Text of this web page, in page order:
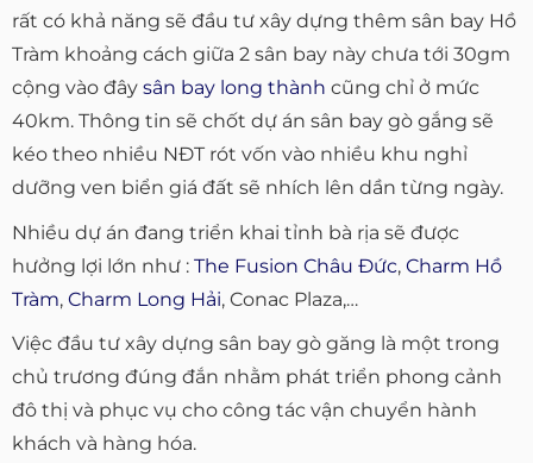
rất có khả năng sẽ đầu tư xây dựng thêm sân bay Hồ
Tràm khoảng cách giữa 2 sân bay này chưa tới 30gm
cộng vào đây sân bay long thành cũng chỉ ở mức
40km. Thông tin sẽ chốt dự án sân bay gò gắng sẽ
kéo theo nhiều NĐT rót vốn vào nhiều khu nghỉ
dưỡng ven biển giá đất sẽ nhích lên dần từng ngày.
Nhiều dự án đang triển khai tỉnh bà rịa sẽ được
hưởng lợi lớn như : The Fusion Châu Đức, Charm Hồ
Tràm, Charm Long Hải, Conac Plaza,…
Việc đầu tư xây dựng sân bay gò găng là một trong
chủ trương đúng đắn nhằm phát triển phong cảnh
đô thị và phục vụ cho công tác vận chuyển hành
khách và hàng hóa.